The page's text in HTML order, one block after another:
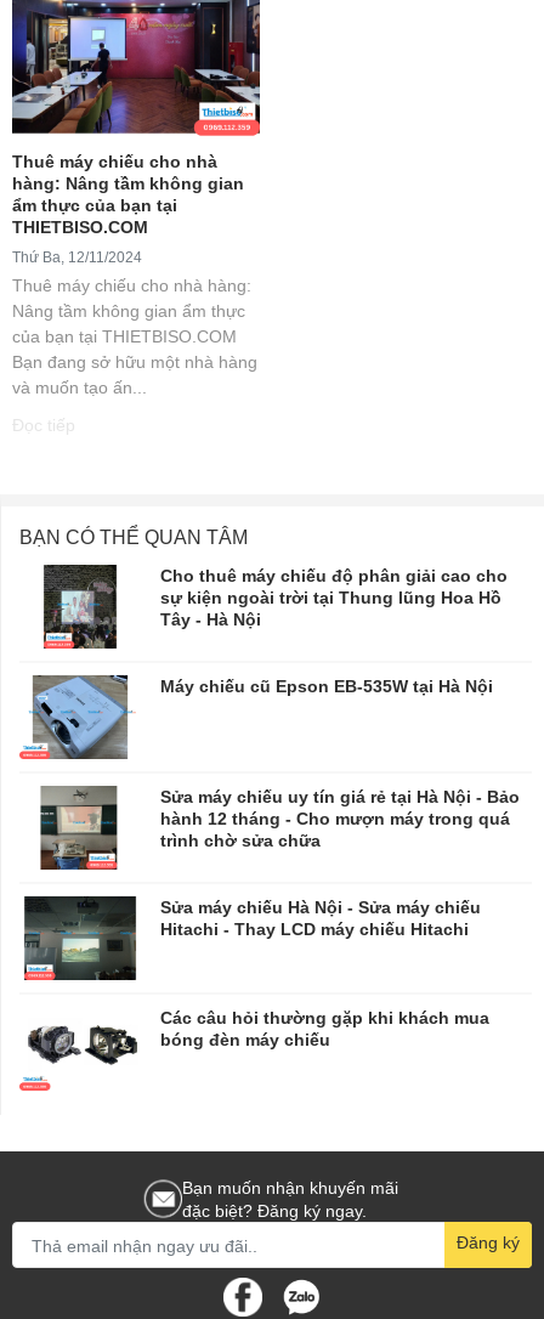
Thuê máy chiếu cho nhà
hàng: Nâng tầm không gian
ẩm thực của bạn tại
THIETBISO.COM
Thứ Ba, 12/11/2024
Thuê máy chiếu cho nhà hàng:
Nâng tầm không gian ẩm thực
của bạn tại THIETBISO.COM
Bạn đang sở hữu một nhà hàng
và muốn tạo ấn...
Đọc tiếp
BẠN CÓ THỂ QUAN TÂM
Cho thuê máy chiếu độ phân giải cao cho
sự kiện ngoài trời tại Thung lũng Hoa Hồ
Tây - Hà Nội
Máy chiếu cũ Epson EB-535W tại Hà Nội
Sửa máy chiếu uy tín giá rẻ tại Hà Nội - Bảo
hành 12 tháng - Cho mượn máy trong quá
trình chờ sửa chữa
​​​​​​​Sửa máy chiếu Hà Nội - Sửa máy chiếu
Hitachi - Thay LCD máy chiếu Hitachi
Các câu hỏi thường gặp khi khách mua
bóng đèn máy chiếu
Bạn muốn nhận khuyến mãi
đặc biệt? Đăng ký ngay.
Đăng ký